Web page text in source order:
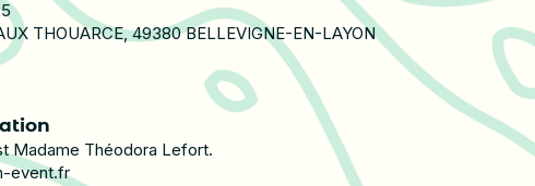
THOUARCE, 49380 BELLEVIGNE-EN-LAYON
Madame Théodora Lefort.
event.fr